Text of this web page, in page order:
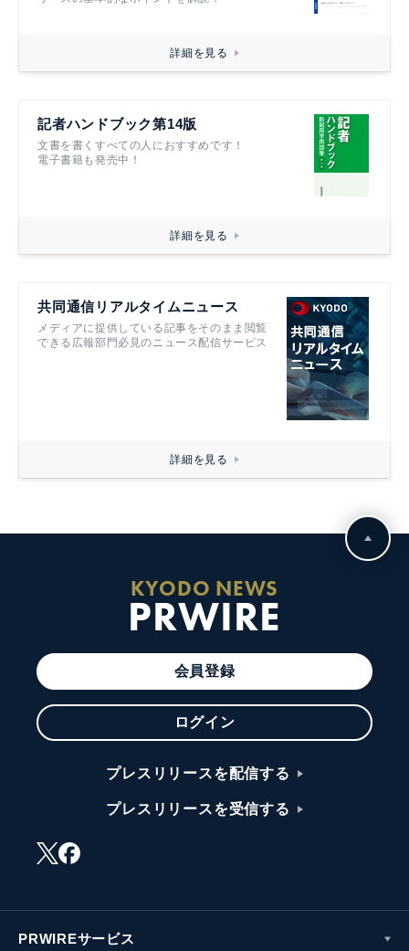
詳細を見る
記者ハンドブック第14版
文書を書くすべての人におすすめです！
電子書籍も発売中！
詳細を見る
共同通信リアルタイムニュース
メディアに提供している記事をそのまま閲覧
できる広報部門必見のニュース配信サービス
詳細を見る
KYODO NEWS
PRWIRE
会員登録
ログイン
プレスリリースを配信する
プレスリリースを受信する
PRWIREサービス